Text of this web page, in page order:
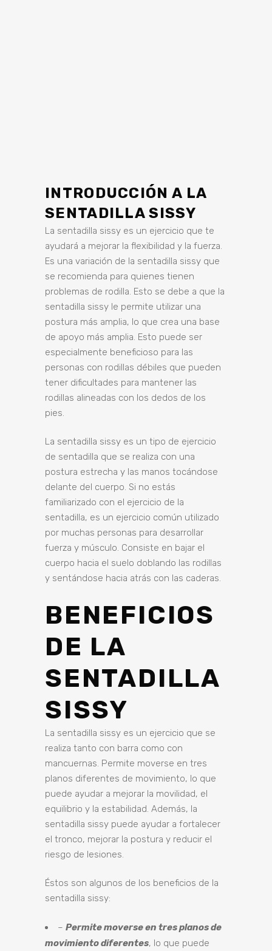
INTRODUCCIÓN A LA
SENTADILLA SISSY
La sentadilla sissy es un ejercicio que te
ayudará a mejorar la flexibilidad y la fuerza.
Es una variación de la sentadilla sissy que
se recomienda para quienes tienen
problemas de rodilla. Esto se debe a que la
sentadilla sissy le permite utilizar una
postura más amplia, lo que crea una base
de apoyo más amplia. Esto puede ser
especialmente beneficioso para las
personas con rodillas débiles que pueden
tener dificultades para mantener las
rodillas alineadas con los dedos de los
pies.
La sentadilla sissy es un tipo de ejercicio
de sentadilla que se realiza con una
postura estrecha y las manos tocándose
delante del cuerpo. Si no estás
familiarizado con el ejercicio de la
sentadilla, es un ejercicio común utilizado
por muchas personas para desarrollar
fuerza y músculo. Consiste en bajar el
cuerpo hacia el suelo doblando las rodillas
y sentándose hacia atrás con las caderas.
BENEFICIOS
DE LA
SENTADILLA
SISSY
La sentadilla sissy es un ejercicio que se
realiza tanto con barra como con
mancuernas. Permite moverse en tres
planos diferentes de movimiento, lo que
puede ayudar a mejorar la movilidad, el
equilibrio y la estabilidad. Además, la
sentadilla sissy puede ayudar a fortalecer
el tronco, mejorar la postura y reducir el
riesgo de lesiones.
Éstos son algunos de los beneficios de la
sentadilla sissy:
– Permite moverse en tres planos de
movimiento diferentes, lo que puede